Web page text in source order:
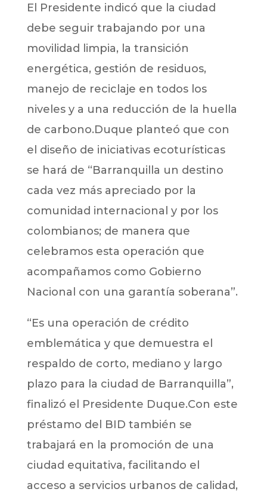
El Presidente indicó que la ciudad
debe seguir trabajando por una
movilidad limpia, la transición
energética, gestión de residuos,
manejo de reciclaje en todos los
niveles y a una reducción de la huella
de carbono.Duque planteó que con
el diseño de iniciativas ecoturísticas
se hará de “Barranquilla un destino
cada vez más apreciado por la
comunidad internacional y por los
colombianos; de manera que
celebramos esta operación que
acompañamos como Gobierno
Nacional con una garantía soberana”.
“Es una operación de crédito
emblemática y que demuestra el
respaldo de corto, mediano y largo
plazo para la ciudad de Barranquilla”,
finalizó el Presidente Duque.Con este
préstamo del BID también se
trabajará en la promoción de una
ciudad equitativa, facilitando el
acceso a servicios urbanos de calidad,